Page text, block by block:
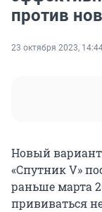
против
23 октября 2023,
Новый
«Спутник V»
раньше марта
прививаться